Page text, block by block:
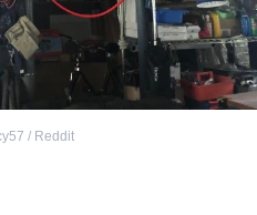
/ Reddit